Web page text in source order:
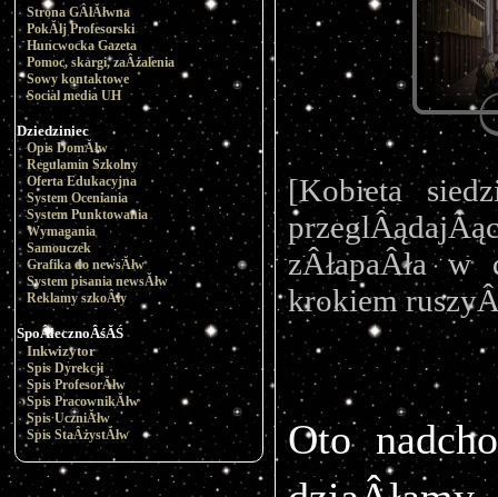
Strona GÂłĂłwna
PokĂłj Profesorski
Huncwocka Gazeta
Pomoc, skargi, zaÂżalenia
Sowy kontaktowe
Social media UH
Dziedziniec
Opis DomĂłw
Regulamin Szkolny
Oferta Edukacyjna
System Oceniania
System Punktowania
Wymagania
Samouczek
Grafika do newsĂłw
System pisania newsĂłw
Reklamy szkoÂły
SpoÂłecznoÂśĂŚ
Inkwizytor
Spis Dyrekcji
Spis ProfesorĂłw
Spis PracownikĂłw
Spis UczniĂłw
Spis StaÂżystĂłw
[Kobieta
zÂłapaÂła
krokiem
Oto